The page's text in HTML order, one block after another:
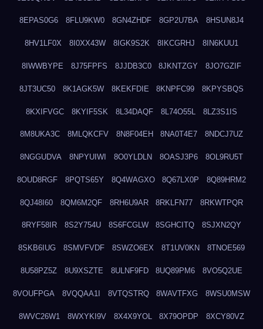
8EPAS0G6 8FLU9KW0 8GN4ZHDF 8GP2U7BA 8HSUN8J4
8HV1LF0X 8I0XX43W 8IGK9S2K 8IKCGRHJ 8IN6KUU1
8IWWBYPE 8J75FPFS 8JJDB3C0 8JKNTZGY 8JO7GZIF
8JT3UC50 8K1AGK5W 8KEKFDIE 8KNPFC99 8KPYSBQS
8KXIFVGC 8KYIF5SK 8L34DAQF 8L74O55L 8LZ3S1IS
8M8UKA3C 8MLQKCFV 8N8F04EH 8NA0T4E7 8NDCJ7UZ
8NGGUDVA 8NPYUIWI 8O0YLDLN 8OASJ3P6 8OL9RU5T
8OUD8RGF 8PQTS65Y 8Q4WAGXO 8Q67LX0P 8Q89HRM2
8QJ48I60 8QM6M2QF 8RH6U9AR 8RKLFN77 8RKWTPQR
8RYF58IR 8S2Y754U 8S6FCGLW 8SGHCITQ 8SJXN2QY
8SKB6IUG 8SMVFVDF 8SWZO6EX 8T1UV0KN 8TNOE569
8U58PZ5Z 8U9XSZTE 8ULNF9FD 8UQ89PM6 8VO5Q2UE
8VOUFPGA 8VQQAA1I 8VTQSTRQ 8WAVTFXG 8WSU0MSW
8WVC26W1 8WXYKI9V 8X4X9YOL 8X79OPDP 8XCY80VZ